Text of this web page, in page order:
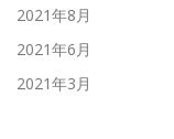
2021年8月
2021年6月
2021年3月